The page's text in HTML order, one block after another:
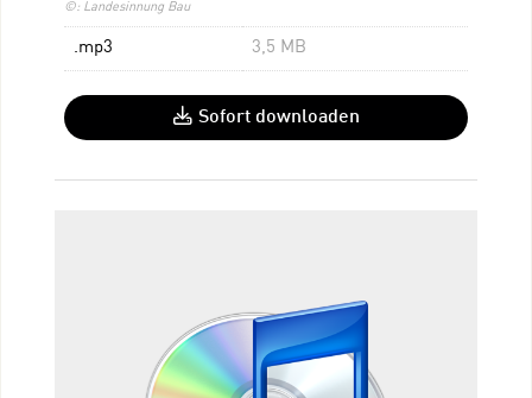
©: Landesinnung Bau
.mp3 3,5 MB
Sofort downloaden